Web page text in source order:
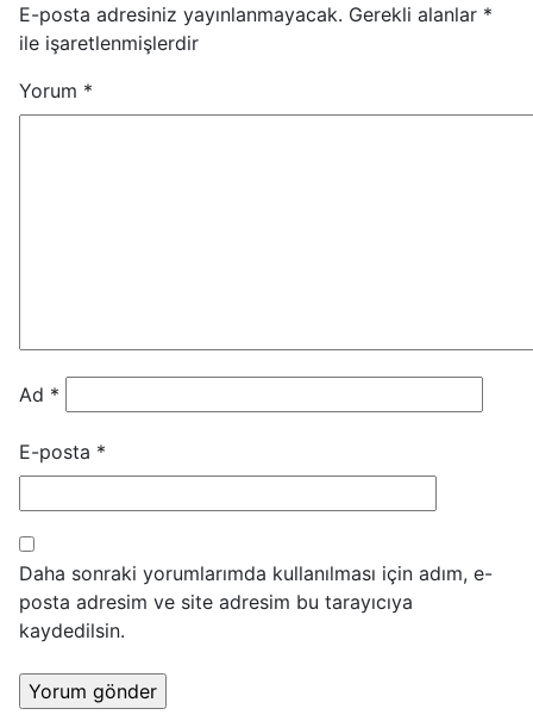
E-posta adresiniz yayınlanmayacak. Gerekli alanlar *
ile işaretlenmişlerdir
Yorum *
Ad *
E-posta *
Daha sonraki yorumlarımda kullanılması için adım, e-
posta adresim ve site adresim bu tarayıcıya
kaydedilsin.